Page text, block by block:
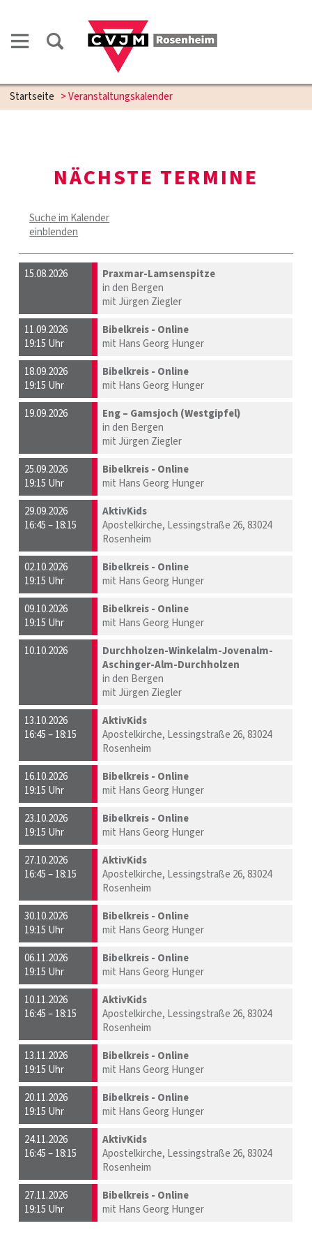
Startseite > Veranstaltungskalender
NÄCHSTE TERMINE
Suche im Kalender
einblenden
15.08.2026
Praxmar-Lamsenspitze
in den Bergen
mit Jürgen Ziegler
11.09.2026
19:15 Uhr
Bibelkreis - Online
mit Hans Georg Hunger
18.09.2026
19:15 Uhr
Bibelkreis - Online
mit Hans Georg Hunger
19.09.2026
Eng – Gamsjoch (Westgipfel)
in den Bergen
mit Jürgen Ziegler
25.09.2026
19:15 Uhr
Bibelkreis - Online
mit Hans Georg Hunger
29.09.2026
16:45 – 18:15
AktivKids
Apostelkirche, Lessingstraße 26, 83024
Rosenheim
02.10.2026
19:15 Uhr
Bibelkreis - Online
mit Hans Georg Hunger
09.10.2026
19:15 Uhr
Bibelkreis - Online
mit Hans Georg Hunger
10.10.2026
Durchholzen-Winkelalm-Jovenalm-
Aschinger-Alm-Durchholzen
in den Bergen
mit Jürgen Ziegler
13.10.2026
16:45 – 18:15
AktivKids
Apostelkirche, Lessingstraße 26, 83024
Rosenheim
16.10.2026
19:15 Uhr
Bibelkreis - Online
mit Hans Georg Hunger
23.10.2026
19:15 Uhr
Bibelkreis - Online
mit Hans Georg Hunger
27.10.2026
16:45 – 18:15
AktivKids
Apostelkirche, Lessingstraße 26, 83024
Rosenheim
30.10.2026
19:15 Uhr
Bibelkreis - Online
mit Hans Georg Hunger
06.11.2026
19:15 Uhr
Bibelkreis - Online
mit Hans Georg Hunger
10.11.2026
16:45 – 18:15
AktivKids
Apostelkirche, Lessingstraße 26, 83024
Rosenheim
13.11.2026
19:15 Uhr
Bibelkreis - Online
mit Hans Georg Hunger
20.11.2026
19:15 Uhr
Bibelkreis - Online
mit Hans Georg Hunger
24.11.2026
16:45 – 18:15
AktivKids
Apostelkirche, Lessingstraße 26, 83024
Rosenheim
27.11.2026
19:15 Uhr
Bibelkreis - Online
mit Hans Georg Hunger